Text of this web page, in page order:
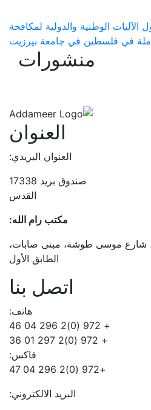
الوطنية والدولية لمكافحة
في فلسطين في جامعة بيرزيت
منشورات
العنوان
العنوان البريدي:
صندوق بريد 17338
القدس
مكتب رام الله:
شارع موسى طوشة، مبنى صابات،
الطابق الأول
اتصل بنا
هاتف:
+ 972 (0)2 296 04 46
+ 972 (0)2 297 01 36
فاكس:
+972 (0)2 296 04 47
البريد الالكتروني: